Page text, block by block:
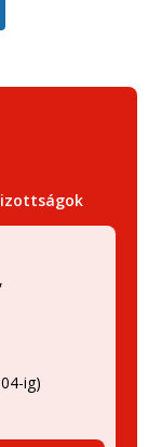
ig)